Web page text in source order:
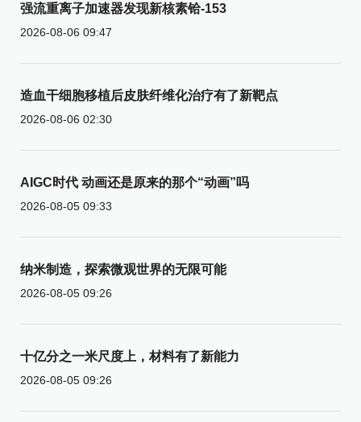
强流重离子加速器发现新核素铪-153
2026-08-06 09:47
造血干细胞移植后皮肤纤维化治疗有了新靶点
2026-08-06 02:30
AIGC时代 动画还是原来的那个“动画”吗
2026-08-05 09:33
纳米制造，探索微观世界的无限可能
2026-08-05 09:26
十亿分之一米尺度上，材料有了新能力
2026-08-05 09:26